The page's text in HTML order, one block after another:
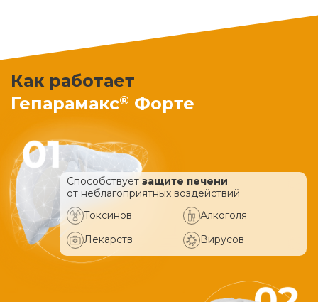
Как работает
Гепарамакс® Форте
Способствует защите печени
от неблагоприятных воздействий
Токсинов
Алкоголя
Лекарств
Вирусов